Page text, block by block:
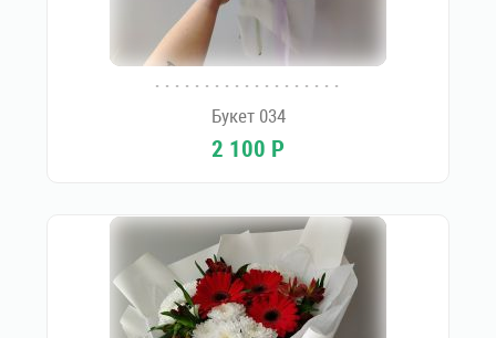
Букет 034
2 100 Р